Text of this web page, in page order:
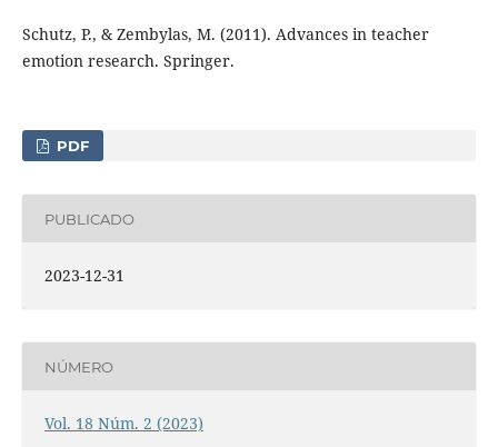
Schutz, P., & Zembylas, M. (2011). Advances in teacher
emotion research. Springer.
PDF
PUBLICADO
2023-12-31
NÚMERO
Vol. 18 Núm. 2 (2023)